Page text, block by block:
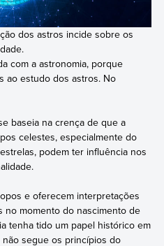
dos astros incide sobre os
com a astronomia, porque
ao estudo dos astros. No
baseia na crença de que a
celestes, especialmente do
podem ter influência nos
e oferecem interpretações
no momento do nascimento de
tenha tido um papel histórico em
segue os princípios do